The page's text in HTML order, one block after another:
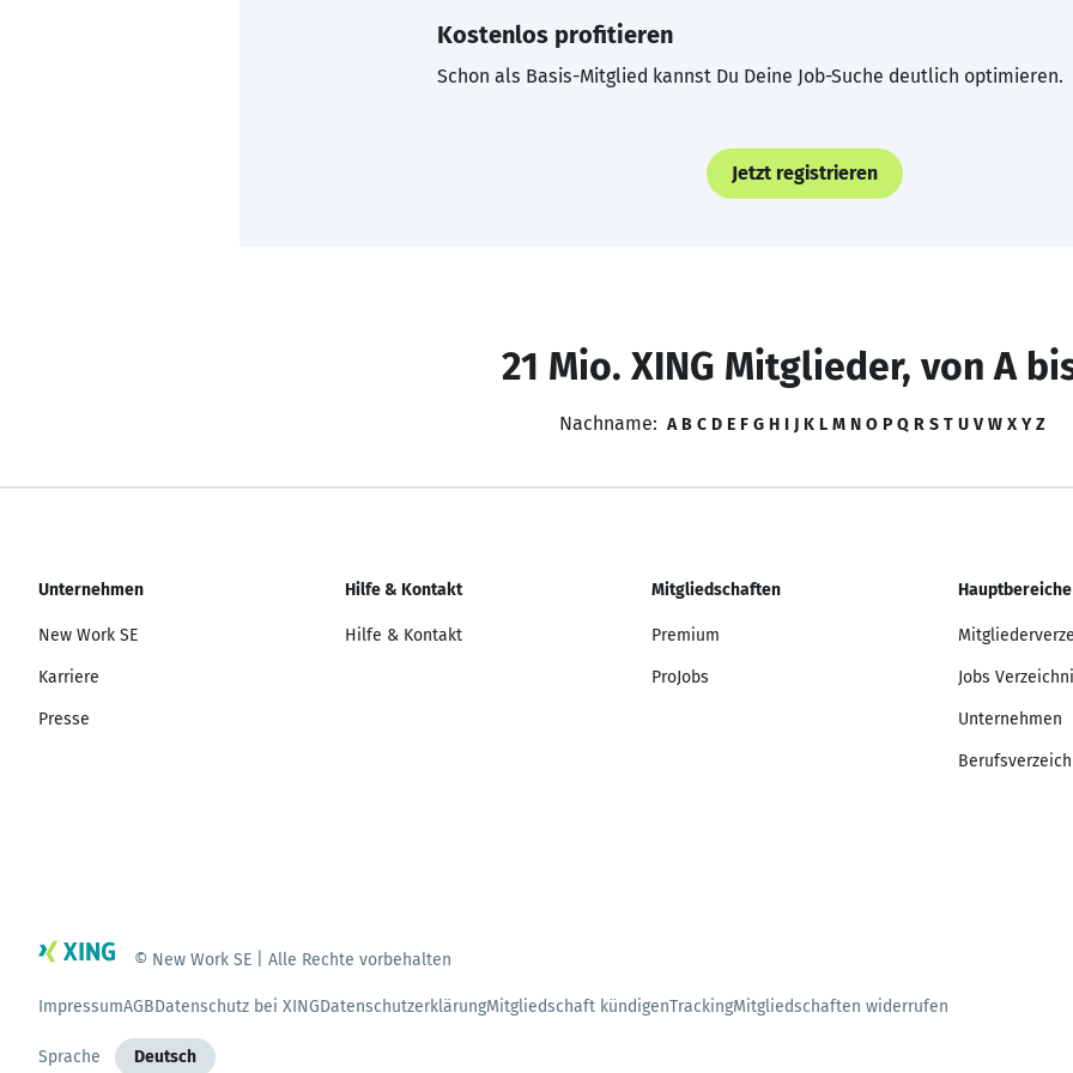
Kostenlos profitieren
Schon als Basis-Mitglied kannst Du Deine Job-Suche deutlich optimieren.
Jetzt registrieren
21 Mio. XING Mitglieder, von A
Nachname: A B C D E F G H I J K L M N O P Q R S T U V W X Y Z
Unternehmen
New Work SE
Karriere
Presse
Hilfe & Kontakt
Hilfe & Kontakt
Mitgliedschaften
Premium
ProJobs
Hauptbereiche
Jobs
Unternehmen
© New Work SE | Alle Rechte vorbehalten
ImpressumAGBDatenschutz bei XINGDatenschutzerklärungMitgliedschaft kündigenTrackingMitgliedschaften widerrufen
Sprache Deutsch